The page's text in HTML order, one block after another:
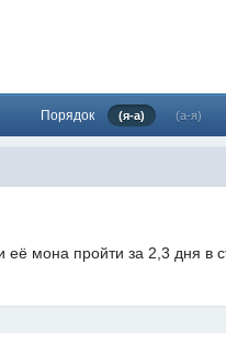
Порядок (я-а) (а-я)
мона пройти за 2,3 дня в